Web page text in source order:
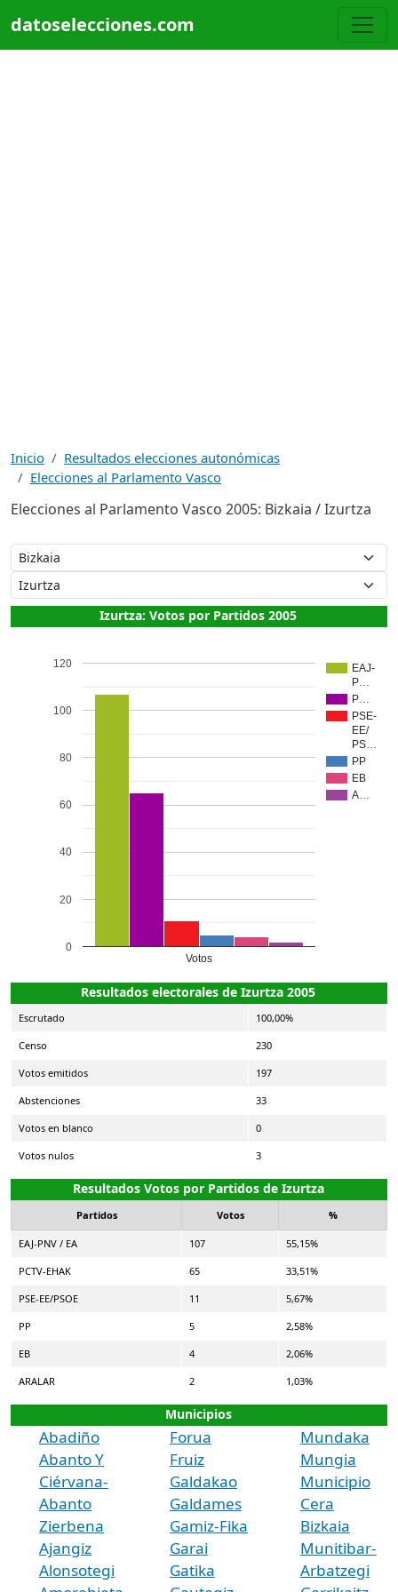
datoselecciones.com
Inicio
Resultados elecciones autonómicas
Elecciones al Parlamento Vasco
Elecciones al Parlamento Vasco 2005: Bizkaia / Izurtza
Izurtza: Votos por Partidos 2005
EAJ-
P…
P…
PSE-
EE/
PS…
PP
EB
A…
Votos
0
20
40
60
80
100
120
Resultados electorales de Izurtza 2005
Escrutado 100,00%
Censo 230
Votos emitidos 197
Abstenciones 33
Votos en blanco 0
Votos nulos 3
Resultados Votos por Partidos de Izurtza
Partidos Votos %
EAJ-PNV / EA 107 55,15%
PCTV-EHAK 65 33,51%
PSE-EE/PSOE 11 5,67%
PP 5 2,58%
EB 4 2,06%
ARALAR 2 1,03%
Municipios
Abadiño
Abanto Y
Ciérvana-
Abanto
Zierbena
Ajangiz
Alonsotegi
Forua
Fruiz
Galdakao
Galdames
Gamiz-Fika
Garai
Gatika
Mundaka
Mungia
Municipio
Cera
Bizkaia
Munitibar-
Arbatzegi